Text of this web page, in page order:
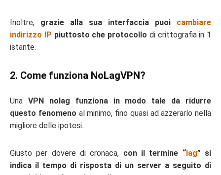
Inoltre, grazie alla sua interfaccia puoi cambiare
indirizzo IP piuttosto che protocollo di crittografia in 1
istante.
2. Come funziona NoLagVPN?
Una VPN nolag funziona in modo tale da ridurre
questo fenomeno al minimo, fino quasi ad azzerarlo nella
migliore delle ipotesi.
Giusto per dovere di cronaca, con il termine “lag” si
indica il tempo di risposta di un server a seguito di